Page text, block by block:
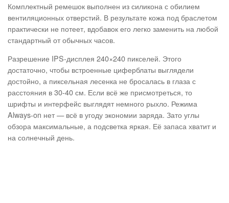
Комплектный ремешок выполнен из силикона с обилием
вентиляционных отверстий. В результате кожа под браслетом
практически не потеет, вдобавок его легко заменить на любой
стандартный от обычных часов.
Разрешение IPS-дисплея 240×240 пикселей. Этого
достаточно, чтобы встроенные циферблаты выглядели
достойно, а пиксельная лесенка не бросалась в глаза с
расстояния в 30-40 см. Если всё же присмотреться, то
шрифты и интерфейс выглядят немного рыхло. Режима
Always-on нет — всё в угоду экономии заряда. Зато углы
обзора максимальные, а подсветка яркая. Её запаса хватит и
на солнечный день.